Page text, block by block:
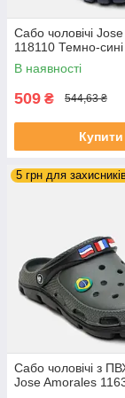
Сабо чоловічі
118110 Темно-сині
В наявності
509 ₴ 544,63 ₴
Купити
5 грн для
Сабо чоловічі з
Jose Amorales